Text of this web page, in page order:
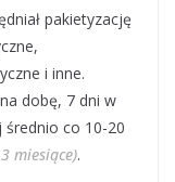
pakietyzację
i inne.
dobę, 7 dni w
co 10-20
miesiące).